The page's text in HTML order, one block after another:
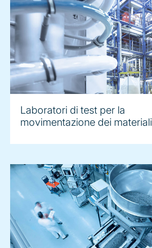
Laboratori di test per la
movimentazione dei materiali